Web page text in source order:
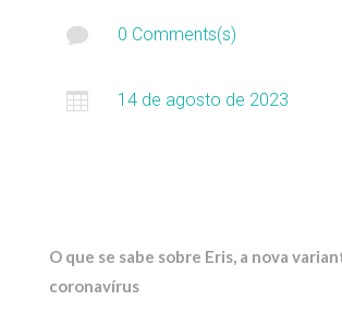
 0 Comments(s)
 14 de agosto de 2023
O que se sabe sobre Eris, a nova
coronavírus